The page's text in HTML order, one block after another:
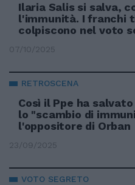
Ilaria Salis si salva,
l'immunità. I franchi
colpiscono nel voto
07/10/2025
RETROSCENA
Così il Ppe ha
lo "scambio di
l'oppositore di Orban
23/09/2025
VOTO SEGRETO